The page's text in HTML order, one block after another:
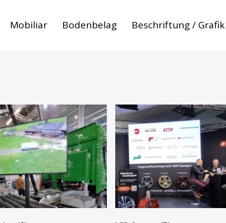
abbrechen
Mobiliar Bodenbelag Beschriftung / Grafik